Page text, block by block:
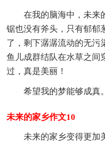
在我的脑海中，未来
锯也没有斧头，只有郁郁
了，剩下潺潺流动的无污
鱼儿成群结队在水草之间
过，真是美丽！
希望我的梦能够成真。
未来的家乡作文10
未来的家乡变得更加